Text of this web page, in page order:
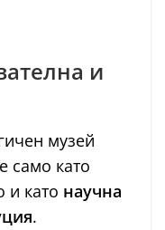
и
музей
само като
и като научна
.